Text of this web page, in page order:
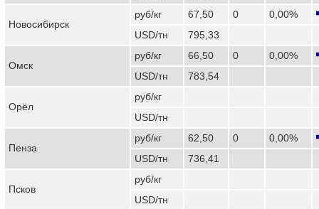
Новосибирск
руб/кг 67,50 0
0,00%
USD/тн
795,33
Омск
руб/кг 66,50 0
0,00%
USD/тн
783,54
Орёл
руб/кг
USD/тн
Пенза
руб/кг 62,50 0
0,00%
USD/тн
736,41
Псков
руб/кг
USD/тн